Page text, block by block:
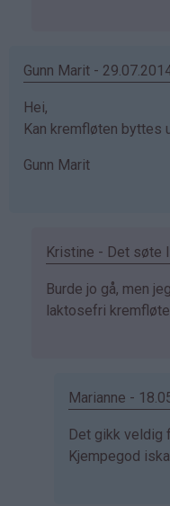
(ikke
Gunn Marit -
Hei,
Kan kremfløten byttes
Gunn Marit
Kristine - Det søte
Som
svar
Marit
bekreftet)
Burde jo gå, men
laktosefri
Marianne -
Som
svar
Det gikk veldig
Kjempegod